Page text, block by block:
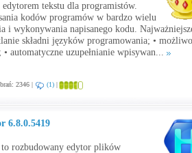
tekstu dla programistów.
kodów programów w bardzo wielu
i wykonywania napisanego kodu.
składni języków programowania; •
automatyczne uzupełnianie wpisywan...
2346 | (1) |
6.8.0.5419
rozbudowany edytor plików